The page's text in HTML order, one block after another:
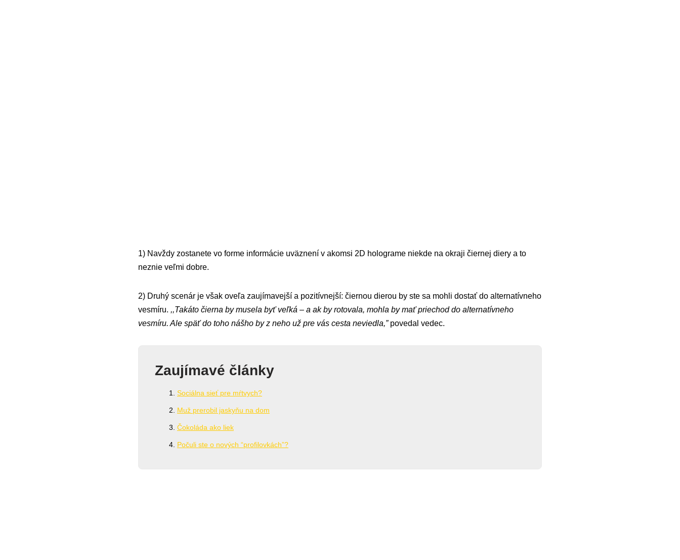
1) Navždy zostanete vo forme informácie uväznení v akomsi 2D holograme niekde na okraji čiernej diery a to
neznie veľmi dobre.
2) Druhý scenár je však oveľa zaujímavejší a pozitívnejší: čiernou dierou by ste sa mohli dostať do alternatívneho
vesmíru. ,,Takáto čierna by musela byť veľká – a ak by rotovala, mohla by mať priechod do alternatívneho
vesmíru. Ale späť do toho nášho by z neho už pre vás cesta neviedla,”povedal vedec.
Zaujímavé články
Sociálna sieť pre mŕtvych?
Muž prerobil jaskyňu na dom
Čokoláda ako liek
Počuli ste o nových “profilovkách”?